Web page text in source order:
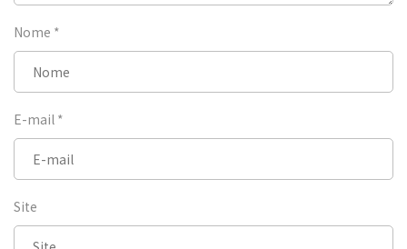
Nome *
E-mail *
Site